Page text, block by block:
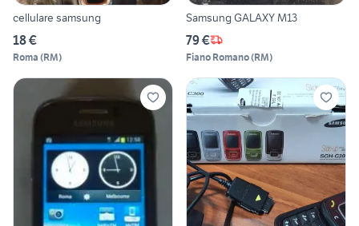
cellulare samsung
18 €
Roma (RM)
Samsung GALAXY M13
79 €
Fiano Romano(RM)